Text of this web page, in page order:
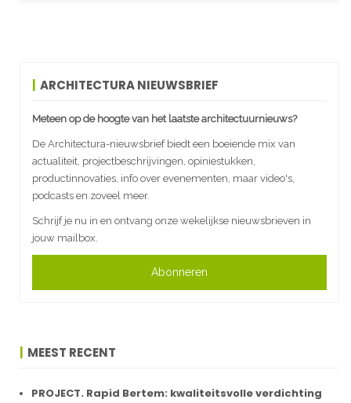
ARCHITECTURA NIEUWSBRIEF
Meteen op de hoogte van het laatste architectuurnieuws?
De Architectura-nieuwsbrief biedt een boeiende mix van
actualiteit, projectbeschrijvingen, opiniestukken,
productinnovaties, info over evenementen, maar video's,
podcasts en zoveel meer.
Schrijf je nu in en ontvang onze wekelijkse nieuwsbrieven in
jouw mailbox.
Abonneren
MEEST RECENT
PROJECT. Rapid Bertem: kwaliteitsvolle verdichting